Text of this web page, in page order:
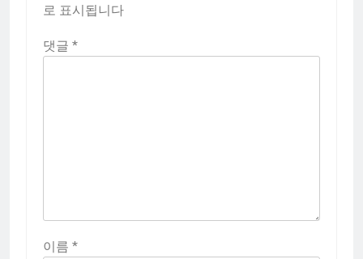
로 표시됩니다
댓글 *
이름 *